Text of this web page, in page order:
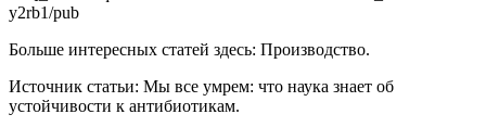
y2rb1/pub
Больше интересных статей здесь: Производство.
Источник статьи: Мы все умрем: что наука знает об
устойчивости к антибиотикам.